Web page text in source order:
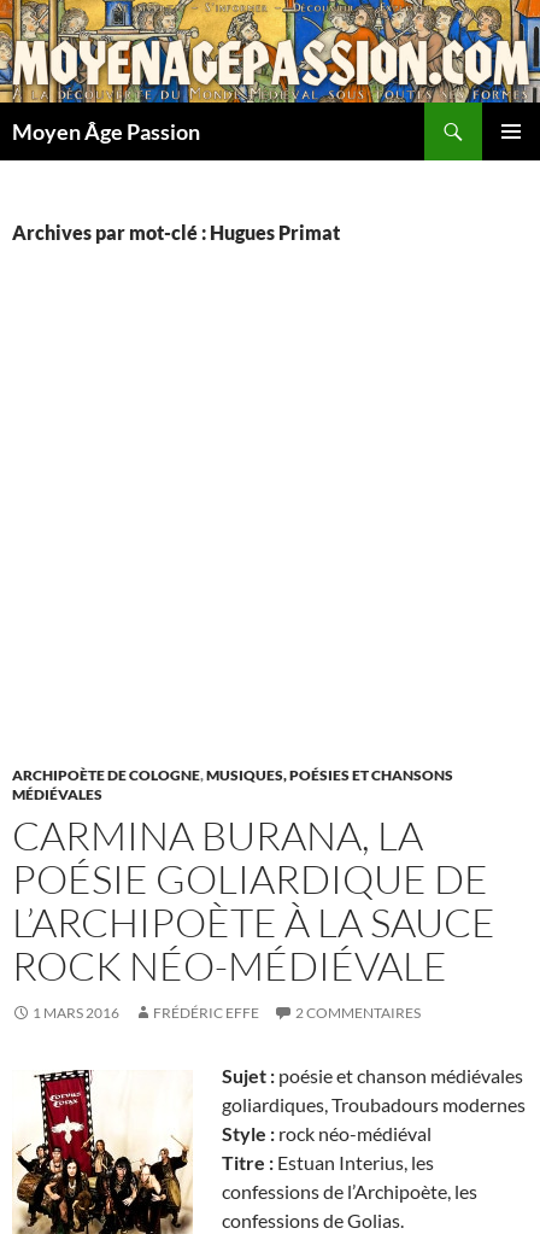
Aller
au
contenu
Moyen Âge Passion
Archives par mot-clé : Hugues Primat
ARCHIPOÈTE DE COLOGNE,MUSIQUES, POÉSIES ET CHANSONS
MÉDIÉVALES
CARMINA BURANA, LA
POÉSIE GOLIARDIQUE DE
L’ARCHIPOÈTE À LA SAUCE
ROCK NÉO-MÉDIÉVALE
1 MARS 2016 FRÉDÉRIC EFFE 2 COMMENTAIRES
Sujet : poésie et chanson médiévales
goliardiques, Troubadours modernes
Style : rock néo-médiéval
Titre : Estuan Interius, les
confessions de l’Archipoète, les
confessions de Golias.